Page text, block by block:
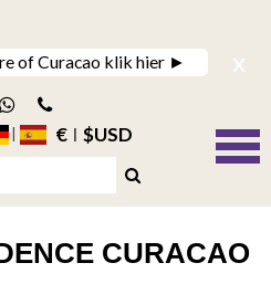
of Curacao klik hier ► x
€ $USD
CURACAO